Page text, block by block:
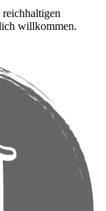
reichhaltigen
willkommen.